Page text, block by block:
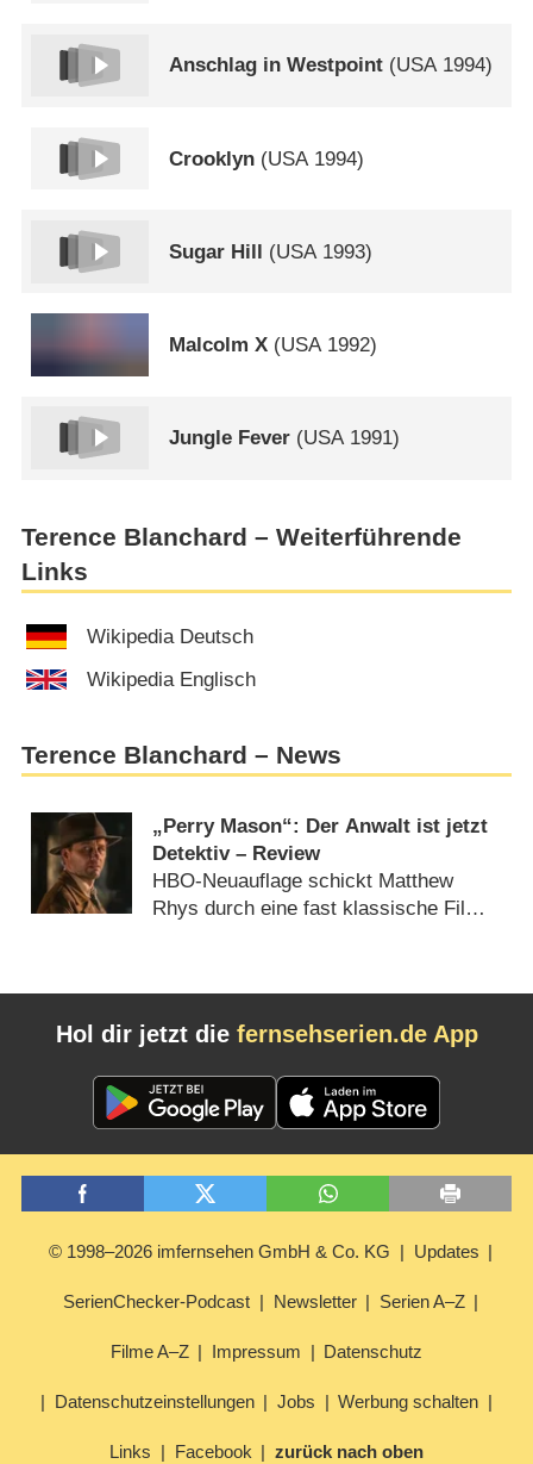
Anschlag in Westpoint (USA1994)
Crooklyn (USA 1994)
Sugar Hill (USA 1993)
Malcolm X (USA1992)
Jungle Fever (USA1991)
Terence Blanchard – Weiterführende
Links
Wikipedia Deutsch
Wikipedia Englisch
Terence Blanchard – News
„Perry Mason“: Der Anwalt ist jetzt
Detektiv – Review
HBO-Neuauflage schickt Matthew
Rhys durch eine fast klassische Film-
Hol dir jetzt die fernsehserien.de App
© 1998–2026 imfernsehen GmbH & Co. KG Updates
SerienChecker-Podcast Newsletter Serien A–Z
Filme A–Z Impressum Datenschutz
Datenschutzeinstellungen Jobs Werbung schalten
Links Facebook zurück nach oben